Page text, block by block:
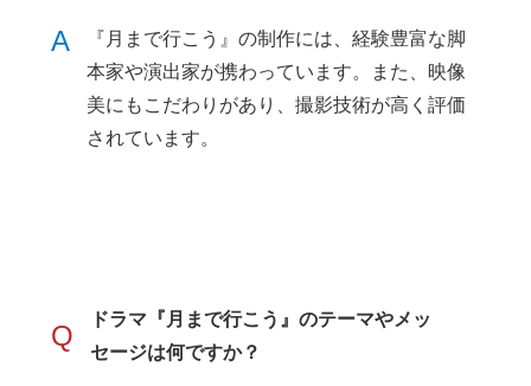
A
『月まで行こう』の制作には、経験豊富な脚
本家や演出家が携わっています。また、映像
美にもこだわりがあり、撮影技術が高く評価
されています。
Q
ドラマ『月まで行こう』のテーマやメッ
セージは何ですか？